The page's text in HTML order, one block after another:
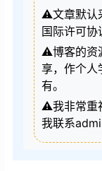
⚠️文章默认
国际许可协
⚠️博客的资
享，作个人
有。
⚠️我非常重
我联系